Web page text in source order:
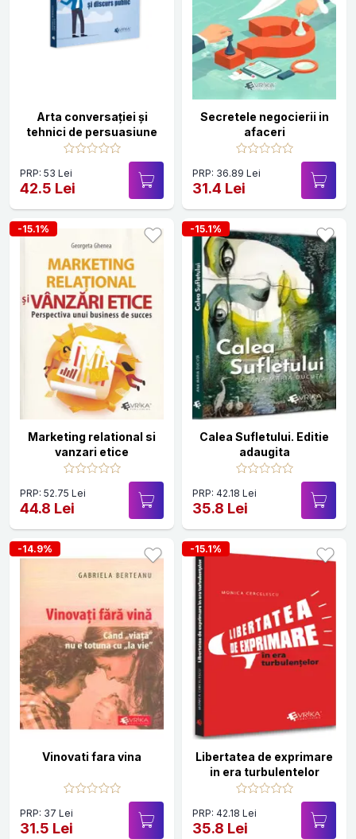
Arta conversației și
tehnici de persuasiune
PRP: 53 Lei
42.5 Lei
Secretele negocierii in
afaceri
PRP: 36.89 Lei
31.4 Lei
-15.1%
Marketing relational si
vanzari etice
PRP: 52.75 Lei
44.8 Lei
-15.1%
Calea Sufletului. Editie
adaugita
PRP: 42.18 Lei
35.8 Lei
-14.9%
Vinovati fara vina
PRP: 37 Lei
31.5 Lei
-15.1%
Libertatea de exprimare
in era turbulentelor
PRP: 42.18 Lei
35.8 Lei